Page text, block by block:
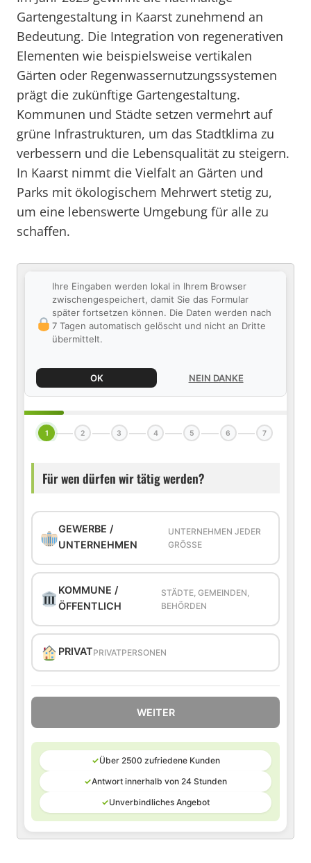
Gartengestaltung in Kaarst zunehmend an
Bedeutung. Die Integration von regenerativen
Elementen wie beispielsweise vertikalen
Gärten oder Regenwassernutzungssystemen
prägt die zukünftige Gartengestaltung.
Kommunen und Städte setzen vermehrt auf
grüne Infrastrukturen, um das Stadtklima zu
verbessern und die Lebensqualität zu steigern.
In Kaarst nimmt die Vielfalt an Gärten und
Parks mit ökologischem Mehrwert stetig zu,
um eine lebenswerte Umgebung für alle zu
schaffen.
Ihre Eingaben werden lokal in Ihrem Browser
zwischengespeichert, damit Sie das Formular
später fortsetzen können. Die Daten werden nach
7 Tagen automatisch gelöscht und nicht an Dritte
übermittelt.
OK NEIN DANKE
1 2 3 4 5 6 7
Für wen dürfen wir tätig werden?
GEWERBE /
UNTERNEHMEN
UNTERNEHMEN JEDER
GRÖSSE
KOMMUNE /
ÖFFENTLICH
STÄDTE, GEMEINDEN,
BEHÖRDEN
PRIVATPRIVATPERSONEN
WEITER
✓Über 2500 zufriedene Kunden
✓Antwort innerhalb von 24 Stunden
✓Unverbindliches Angebot